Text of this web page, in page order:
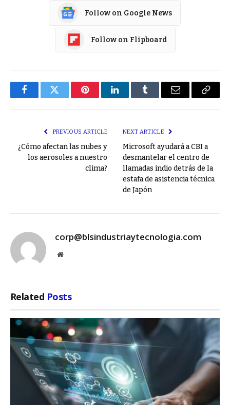
Follow on Google News
Follow on Flipboard
FacebookTwitter PinterestLinkedInTumblr Email
Copy
PREVIOUS ARTICLE
¿Cómo afectan las nubes y
los aerosoles a nuestro
clima?
NEXT ARTICLE
Microsoft ayudará a CBI a
desmantelar el centro de
llamadas indio detrás de la
estafa de asistencia técnica
de Japón
corp@blsindustriaytecnologia.com
Website
Related Posts